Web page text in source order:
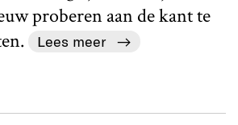
proberen aan de kant te
Lees meer